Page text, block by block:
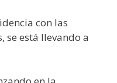
con las
está llevando a